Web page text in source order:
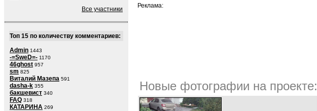
Все участники
Топ 15 по количеству комментариев:
Admin 1443
-=SweD=- 1170
46ghost 957
sm 825
Виталий Мазепа 591
dasha-k 355
бакшевист 340
FAQ 318
КАТАРИНА 269
Реклама:
Новые фотографии на проекте: